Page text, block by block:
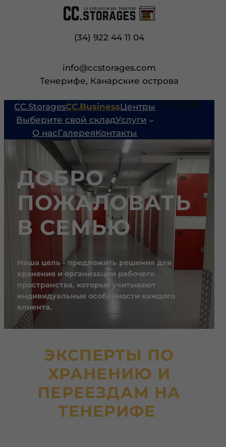
(34) 922 44 11 04
info@ccstorages.com
Тенерифе, Канарские острова
CC.StoragesCC.BusinessЦентры
Выберите свой складУслуги
О насГалереяКонтакты
Facebook InstagramTikTok YouTube
ДОБРО
ПОЖАЛОВАТЬ
В СЕМЬЮ
Наша цель - предложить решения для
хранения и организации рабочего
пространства, которые учитывают
индивидуальные особенности каждого
клиента.
ЭКСПЕРТЫ ПО
ХРАНЕНИЮ И
ПЕРЕЕЗДАМ НА
ТЕНЕРИФЕ